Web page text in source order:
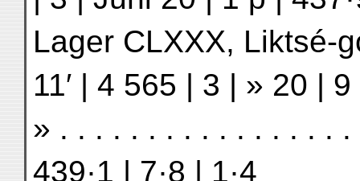
Lager CLXXX, Liktsé-
11′ | 4 565 | 3 | » 20 |
» . . . . . . . . . . . . . . . .
439·1 | 7·8 | 1·4